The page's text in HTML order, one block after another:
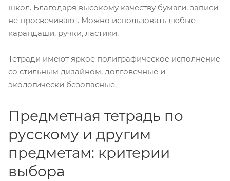
школ. Благодаря высокому качеству бумаги, записи
не просвечивают. Можно использовать любые
карандаши, ручки, ластики.
Тетради имеют яркое полиграфическое исполнение
со стильным дизайном, долговечные и
экологически безопасные.
Предметная тетрадь по
русскому и другим
предметам: критерии
выбора